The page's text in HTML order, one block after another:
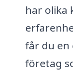
har olika
får du en
företag